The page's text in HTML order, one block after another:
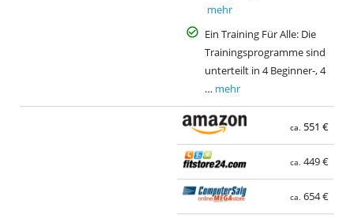
mehr
Ein Training Für Alle: Die
Trainingsprogramme sind
unterteilt in 4 Beginner-, 4
… mehr
ca. 551 €
ca. 449 €
ca. 654 €